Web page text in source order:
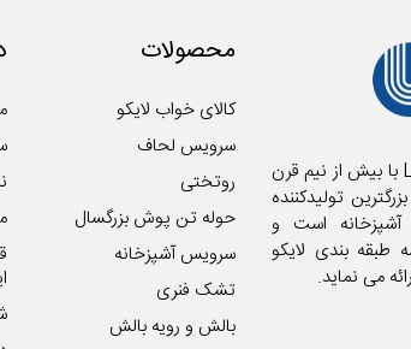
گروه صنعتی لایکو Laico با بیش از نیم قرن
تولیدکننده
است و
بندی لایکو
می نماید.
محصولات
کالای خواب لایکو
سرویس لحاف
روتختی
حوله تن پوش بزرگسال
سرویس آشپزخانه
تشک فنری
بالش و رویه بالش